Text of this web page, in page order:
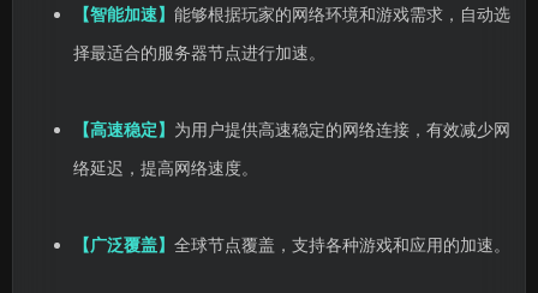
【智能加速】 能够根据玩家的网络环境和游戏需求，自动选
择最适合的服务器节点进行加速。
【高速稳定】 为用户提供高速稳定的网络连接，有效减少网
络延迟，提高网络速度。
【广泛覆盖】 全球节点覆盖，支持各种游戏和应用的加速。